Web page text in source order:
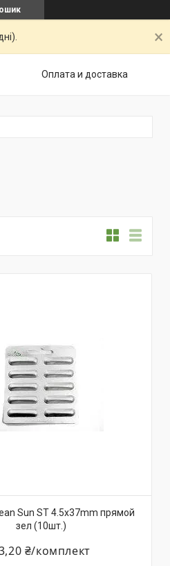
Оплата и доставка
Sun ST 4.5x37mm прямой
зел (10шт.)
₴/комплект